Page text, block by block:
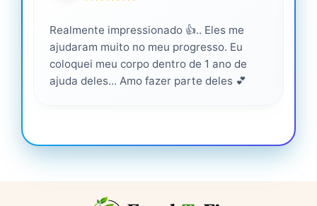
Realmente impressionado 👍.. Eles me
ajudaram muito no meu progresso. Eu
coloquei meu corpo dentro de 1 ano de
ajuda deles... Amo fazer parte deles 💕